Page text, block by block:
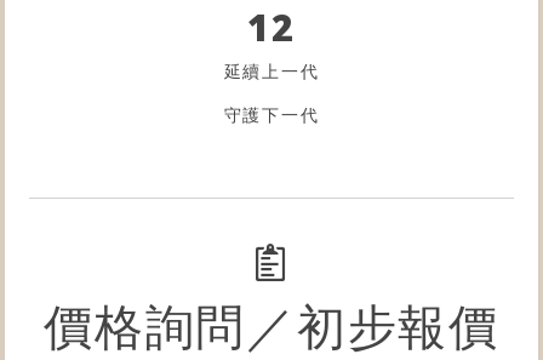
12
延續上一代
守護下一代
價格詢問／初步報價